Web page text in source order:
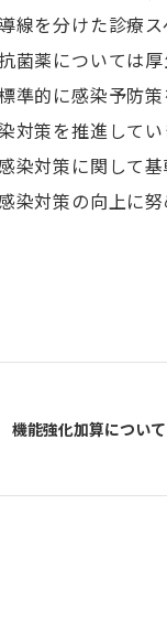
線を分けた診療ス
菌薬については厚
準的に感染予防策
対策を推進してい
染対策に関して基
染対策の向上に努
機能強化加算について